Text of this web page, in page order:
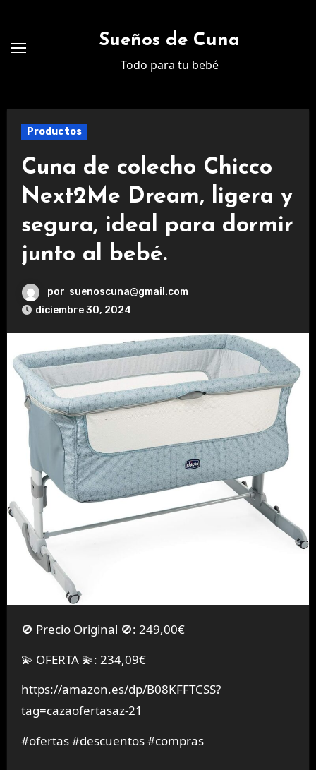
contenido
Sueños de Cuna
Todo para tu bebé
Productos
Cuna de colecho Chicco
Next2Me Dream, ligera y
segura, ideal para dormir
junto al bebé.
por suenoscuna@gmail.com
diciembre 30, 2024
🚫 Precio Original 🚫:249,00€
💫 OFERTA 💫: 234,09€
https://amazon.es/dp/B08KFFTCSS?
tag=cazaofertasaz-21
#ofertas #descuentos #compras